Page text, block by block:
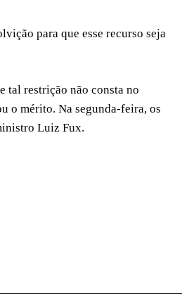
para que esse recurso seja
tal restrição não consta no
o mérito. Na segunda-feira, os
Luiz Fux.